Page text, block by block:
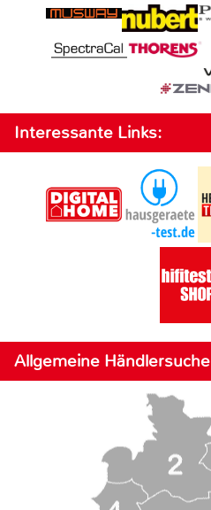
Interessante Links:
Allgemeine Händlersuche